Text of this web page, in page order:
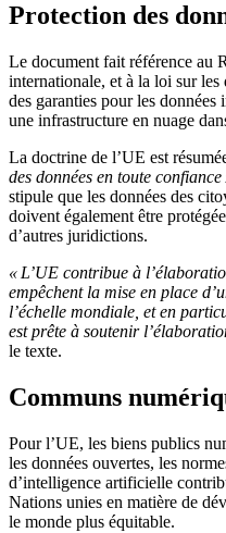
Protection des
Le document fait référence au
internationale, et à la loi sur les
des garanties pour les données
une infrastructure en nuage
La doctrine de l’UE est
des données en toute confiance
stipule que les données des
doivent également être
d’autres juridictions.
« L’UE contribue à
empêchent la mise en place
l’échelle mondiale, et en
est prête à soutenir
le texte.
Communs
Pour l’UE, les biens publics
les données ouvertes, les
d’intelligence artificielle
Nations unies en matière de
le monde plus équitable.